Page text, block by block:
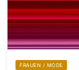
FRAUEN / MODE